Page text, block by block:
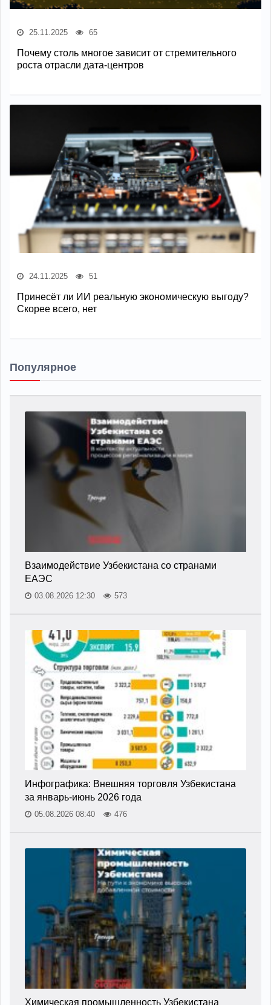
25.11.2025 65
Почему столь многое зависит от стремительного
роста отрасли дата-центров
24.11.2025 51
Принесёт ли ИИ реальную экономическую выгоду?
Скорее всего, нет
Популярное
Взаимодействие Узбекистана со странами
ЕАЭС
03.08.2026 12:30 573
Инфографика: Внешняя торговля Узбекистана
за январь-июнь 2026 года
05.08.2026 08:40 476
Химическая промышленность Узбекистана